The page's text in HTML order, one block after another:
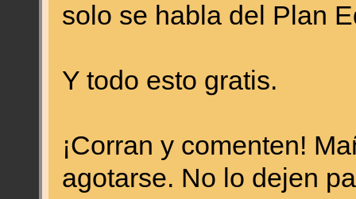
solo se habla del Plan
Y todo esto gratis.
¡Corran y comenten!
agotarse. No lo dejen